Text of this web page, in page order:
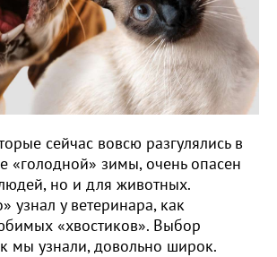
сейчас вовсю разгулялись в
«голодной» зимы, очень опасен
но и для животных.
узнал у ветеринара, как
«хвостиков». Выбор
мы узнали, довольно широк.